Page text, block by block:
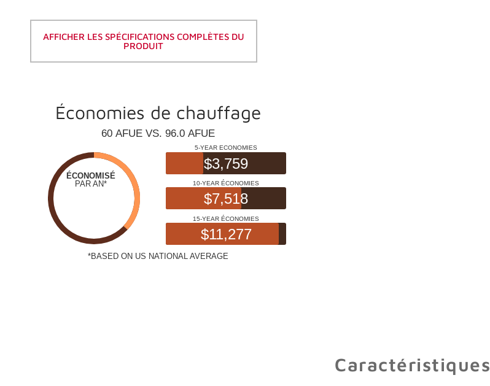
AFFICHER LES SPÉCIFICATIONS COMPLÈTES DU
PRODUIT
Économies de chauffage
Caractéristiques